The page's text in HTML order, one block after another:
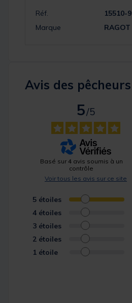
Réf.
15510-9
Marque
RAGOT
Avis des pêcheurs
5
/5
Basé sur 4 avis soumis à un
contrôle
Voir tous les avis sur ce site
5 étoiles
4 étoiles
3 étoiles
2 étoiles
1 étoile